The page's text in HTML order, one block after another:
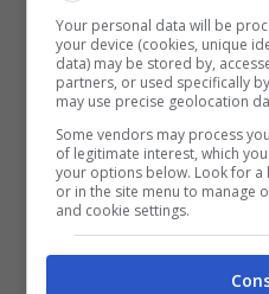
pubblici, e va
L’annuncio
Resta un’eredità fatta
Unacomunitàche
rete, insegnanti,
Persone diverse,
Your personal data will be
your device (cookies, unique
data) may be stored by,
partners, or used specifically
may use precise geolocation
Some vendors may process
of legitimate interest, which
your options below. Look for
or in the site menu to manage
and cookie settings.